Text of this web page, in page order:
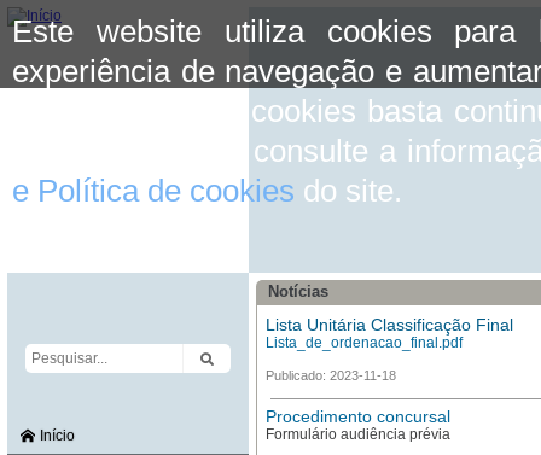
Este website utiliza cookies para
experiência de navegação e
aceitar o uso de cookies basta
mais informação consulte a
e Política de cookies do site.
Início
Notícias
Lista Unitária Classificação Final
Lista_de_ordenacao_final.pdf
Publicado: 2023-11-18
Procedimento concursal
Formulário audiência prévia